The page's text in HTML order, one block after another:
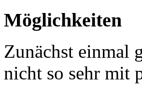
Möglichkeiten
Zunächst einmal
nicht so sehr mit